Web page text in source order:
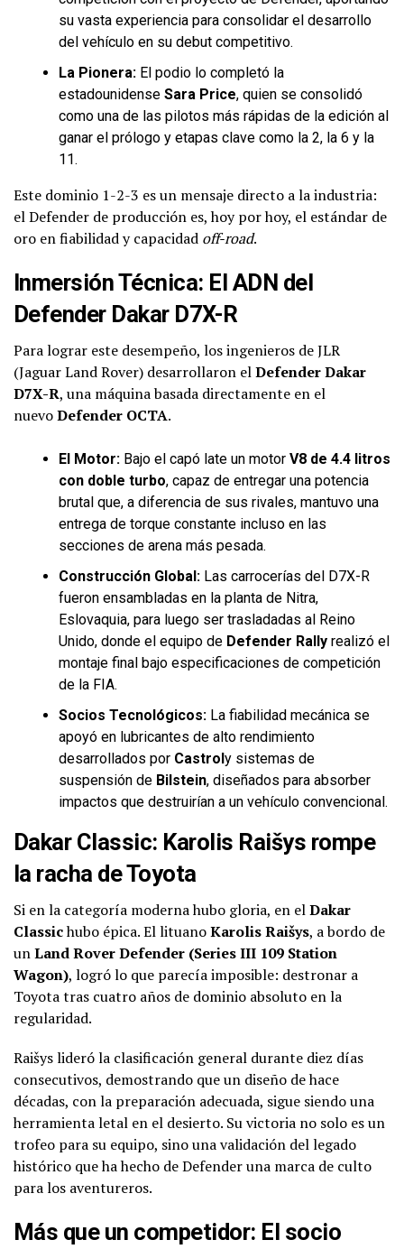
su vasta experiencia para consolidar el desarrollo
del vehículo en su debut competitivo.
La Pionera: El podio lo completó la
estadounidense Sara Price, quien se consolidó
como una de las pilotos más rápidas de la edición al
ganar el prólogo y etapas clave como la 2, la 6 y la
11.
Este dominio 1-2-3 es un mensaje directo a la industria:
el Defender de producción es, hoy por hoy, el estándar de
oro en fiabilidad y capacidad off-road.
Inmersión Técnica: El ADN del
Defender Dakar D7X-R
Para lograr este desempeño, los ingenieros de JLR
(Jaguar Land Rover) desarrollaron elDefender Dakar
D7X-R, una máquina basada directamente en el
nuevoDefender OCTA.
El Motor: Bajo el capó late un motor V8 de 4.4 litros
con doble turbo, capaz de entregar una potencia
brutal que, a diferencia de sus rivales, mantuvo una
entrega de torque constante incluso en las
secciones de arena más pesada.
Construcción Global: Las carrocerías del D7X-R
fueron ensambladas en la planta de Nitra,
Eslovaquia, para luego ser trasladadas al Reino
Unido, donde el equipo de Defender Rally realizó el
montaje final bajo especificaciones de competición
de la FIA.
Socios Tecnológicos: La fiabilidad mecánica se
apoyó en lubricantes de alto rendimiento
desarrollados por Castrol y sistemas de
suspensión de Bilstein, diseñados para absorber
impactos que destruirían a un vehículo convencional.
Dakar Classic: Karolis Raišys rompe
la racha de Toyota
Si en la categoría moderna hubo gloria, en elDakar
Classichubo épica. El lituanoKarolis Raišys, a bordo de
unLand Rover Defender (Series III 109 Station
Wagon), logró lo que parecía imposible: destronar a
Toyota tras cuatro años de dominio absoluto en la
regularidad.
Raišys lideró la clasificación general durante diez días
consecutivos, demostrando que un diseño de hace
décadas, con la preparación adecuada, sigue siendo una
herramienta letal en el desierto. Su victoria no solo es un
trofeo para su equipo, sino una validación del legado
histórico que ha hecho de Defender una marca de culto
para los aventureros.
Más que un competidor: El socio